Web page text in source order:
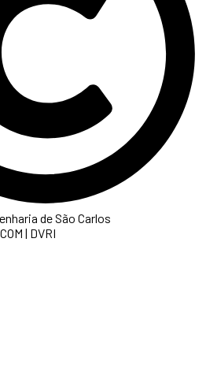
de São Carlos
| DVRI